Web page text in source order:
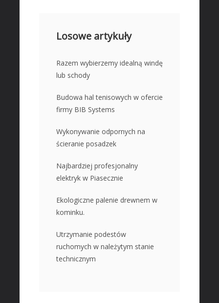
Losowe artykuły
Razem wybierzemy idealną windę
lub schody
Budowa hal tenisowych w ofercie
firmy BIB Systems
Wykonywanie odpornych na
ścieranie posadzek
Najbardziej profesjonalny
elektryk w Piasecznie
Ekologiczne palenie drewnem w
kominku.
Utrzymanie podestów
ruchomych w należytym stanie
technicznym